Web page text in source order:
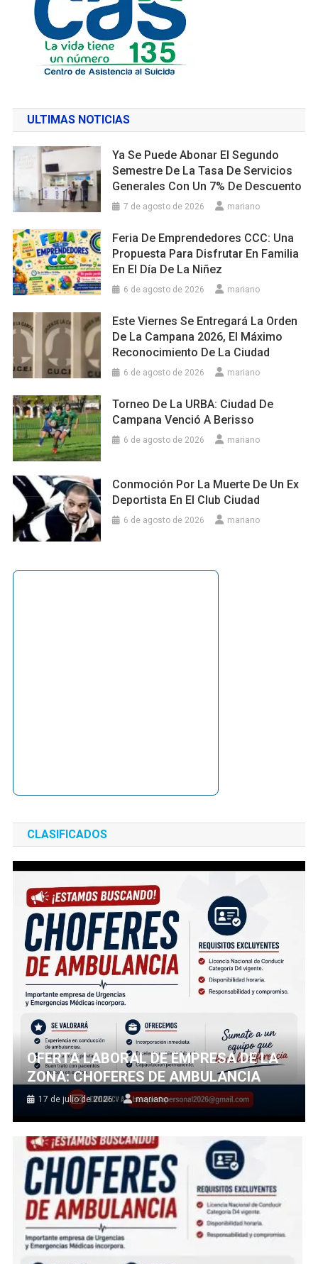
ULTIMAS NOTICIAS
Ya Se Puede Abonar El Segundo
Semestre De La Tasa De Servicios
Generales Con Un 7% De Descuento
7 de agosto de 2026 mariano
Feria De Emprendedores CCC: Una
Propuesta Para Disfrutar En Familia
En El Día De La Niñez
6 de agosto de 2026 mariano
Este Viernes Se Entregará La Orden
De La Campana 2026, El Máximo
Reconocimiento De La Ciudad
6 de agosto de 2026 mariano
Torneo De La URBA: Ciudad De
Campana Venció A Berisso
6 de agosto de 2026 mariano
Conmoción Por La Muerte De Un Ex
Deportista En El Club Ciudad
6 de agosto de 2026 mariano
CLASIFICADOS
OFERTA LABORAL DE EMPRESA DE LA
ZONA: CHOFERES DE AMBULANCIA
17 de julio de 2026 mariano